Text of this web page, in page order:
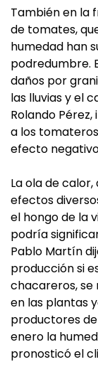
También en la
de tomates,
humedad han
podredumbre.
daños por
las lluvias y el
Rolando
a los
efecto
La ola de
efectos
el hongo de la
podría
Pablo Martín
producción si
chacareros,
en las plantas
productores
enero la
pronosticó el